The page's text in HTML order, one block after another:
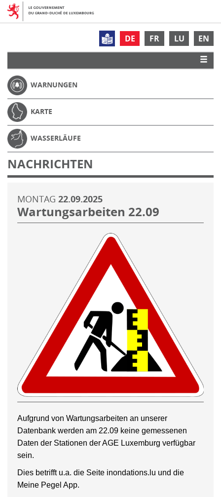
DE FR LU EN
WARNUNGEN
KARTE
WASSERLÄUFE
NACHRICHTEN
MONTAG 22.09.2025
Wartungsarbeiten 22.09
Aufgrund von Wartungsarbeiten an unserer
Datenbank werden am 22.09 keine gemessenen
Daten der Stationen der AGE Luxemburg verfügbar
sein.
Dies betrifft u.a. die Seite inondations.lu und die
Meine Pegel App.